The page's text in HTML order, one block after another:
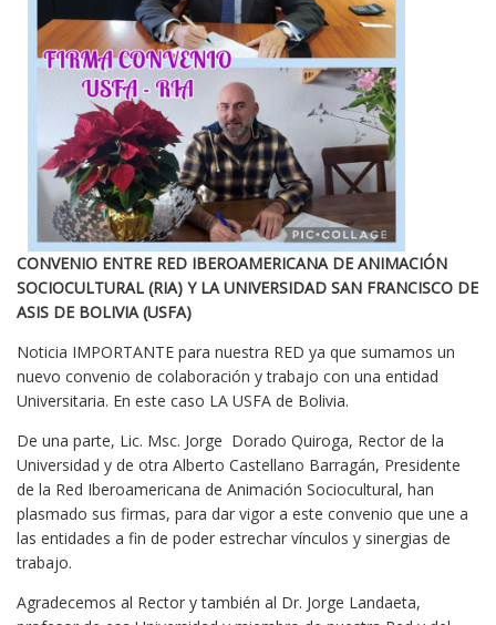
CONVENIO ENTRE RED IBEROAMERICANA DE ANIMACIÓN
SOCIOCULTURAL (RIA) Y LA UNIVERSIDAD SAN FRANCISCO DE
ASIS DE BOLIVIA (USFA)
Noticia IMPORTANTE para nuestra RED ya que sumamos un
nuevo convenio de colaboración y trabajo con una entidad
Universitaria. En este caso LA USFA de Bolivia.
De una parte, Lic. Msc. Jorge Dorado Quiroga, Rector de la
Universidad y de otra Alberto Castellano Barragán, Presidente
de la Red Iberoamericana de Animación Sociocultural, han
plasmado sus firmas, para dar vigor a este convenio que une a
las entidades a fin de poder estrechar vínculos y sinergias de
trabajo.
Agradecemos al Rector y también al Dr. Jorge Landaeta,